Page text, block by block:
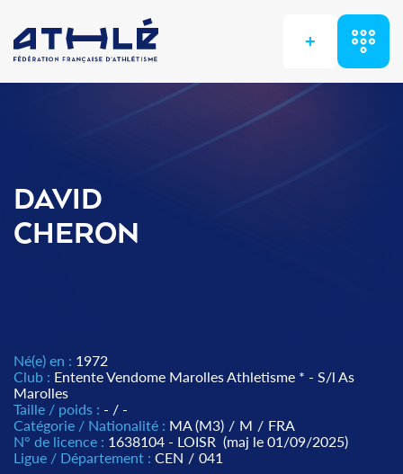
+
DAVID
CHERON
Né(e) en : 1972
Club : Entente Vendome Marolles Athletisme * - S/l As
Marolles
Taille / poids : - / -
Catégorie / Nationalité : MA (M3) / M / FRA
N° de licence : 1638104 - LOISR (maj le 01/09/2025)
Ligue / Département : CEN / 041